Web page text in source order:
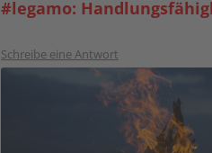
#legamo:
Schreibe eine Antwort